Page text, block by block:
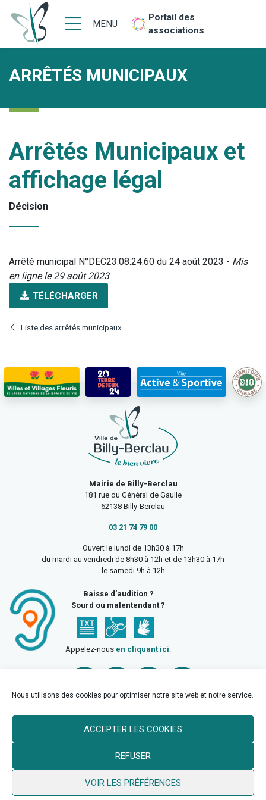
Nous utilisons des cookies pour optimiser notre site web et notre service.
ACCEPTER LES COOKIES
REFUSER
VOIR LES PRÉFÉRENCES
MENU
Portail des
associations
ARRÊTÉS MUNICIPAUX
Arrêtés Municipaux et
affichage légal
Décision
Arrêté municipal N°DEC23.08.24.60 du 24 août 2023 - Mis
en ligne le 29 août 2023
TÉLÉCHARGER
Liste des arrêtés municipaux
Mairie de Billy-Berclau
181 rue du Général de Gaulle
62138 Billy-Berclau
03 21 74 79 00
Ouvert le lundi de 13h30 à 17h
du mardi au vendredi de 8h30 à 12h et de 13h30 à 17h
le samedi 9h à 12h
Baisse d’audition ?
Sourd ou malentendant ?
Appelez-nous en cliquant ici.
© 2026 Ville de Billy Berclau —neoweb.fr